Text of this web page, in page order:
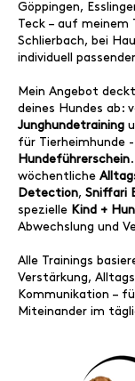
Göppingen,
Teck – auf meinem
Schlierbach, bei
individuell
Mein Angebot
deines Hundes ab:
Junghundetraining
für Tierheimhunde
Hundeführerschein
wöchentliche
Detection, Sniffari
spezielle Kind +
Abwechslung und
Alle Trainings
Verstärkung,
Kommunikation –
Miteinander im